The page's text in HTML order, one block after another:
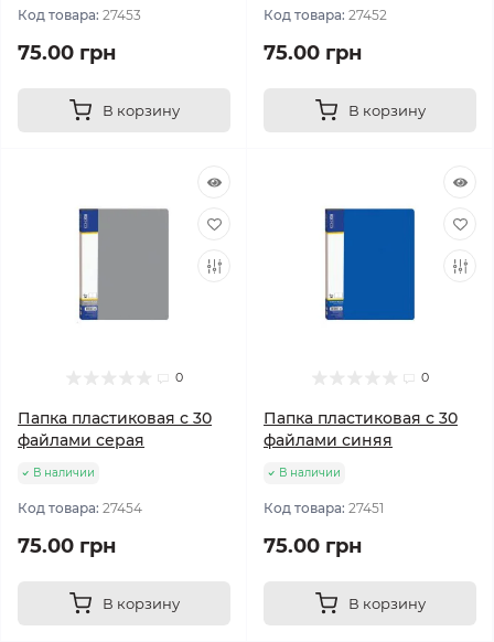
Код товара: 27453
75.00 грн
В корзину
Код товара: 27452
75.00 грн
В корзину
0
Папка пластиковая с 30
файлами серая
В наличии
Код товара: 27454
75.00 грн
В корзину
0
Папка пластиковая с 30
файлами синяя
В наличии
Код товара: 27451
75.00 грн
В корзину